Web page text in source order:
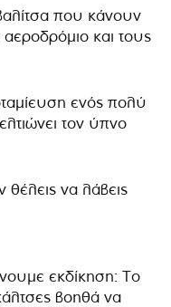
που κάνουν
και τους
ενός πολύ
τον ύπνο
να λάβεις
εκδίκηση: Το
βοηθά να